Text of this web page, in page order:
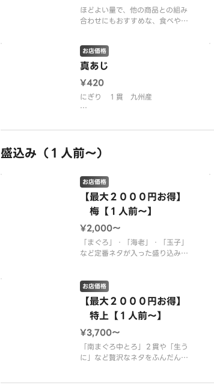
※画像はイメージです。
ほどよい量で、他の商品との組み
合わせにもおすすめな、食べやす
脂の乗った鯵を、ねぎと生姜醤油
でさっぱりとお召し上がりいただ
※２８０円（税込）でいくらの追
加トッピングができます。
真あじ
お店価格
¥420
にぎり １貫 九州産
締まりが絶品です。
※画像はイメージです。
盛込み（１人前〜）
【最大２０００円お得】
梅【１人前～】
お店価格
¥2,000〜
「まぐろ」・「海老」・「玉子」
など定番ネタが入った盛り込みで
【内容】まぐろ赤身・いか・サー
モン・びんとろ・ねぎとろ・海
老・玉子・からすがれい・つぶ
貝・甘海老（１人前１０貫）
※画像はどの人数前でも３人前が
表示されます。
※画像はイメージです。
【最大２０００円お得】
特上【１人前～】
お店価格
¥3,700〜
「南まぐろ中とろ」２貫や「生う
に」など贅沢なネタをふんだんに